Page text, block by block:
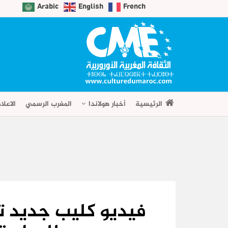
Arabic English French
الرئيسية أخبار هولاندا المغرب الرسمي
فيديو كليب جديد